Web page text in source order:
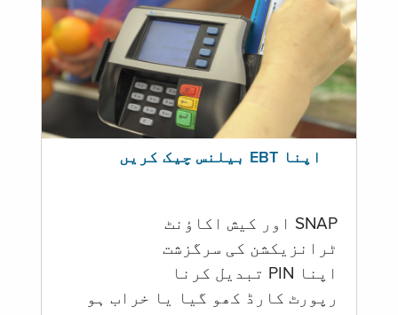
اپنا EBT بیلنس چیک کریں
SNAP اور کیش اکاؤنٹ
ٹرانزیکشن کی سرگزشت
اپنا PIN تبدیل کرنا
رپورٹ کارڈ کھو گیا یا خراب ہو